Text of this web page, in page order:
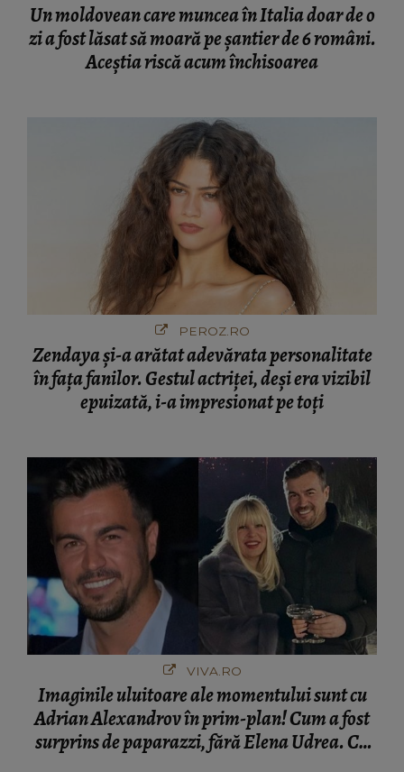
Un moldovean care muncea în Italia doar de o
zi a fost lăsat să moară pe şantier de 6 români.
Aceștia riscă acum închisoarea
PEROZ.RO
Zendaya și-a arătat adevărata personalitate
în fața fanilor. Gestul actriței, deși era vizibil
epuizată, i-a impresionat pe toți
VIVA.RO
Imaginile uluitoare ale momentului sunt cu
Adrian Alexandrov în prim-plan! Cum a fost
surprins de paparazzi, fără Elena Udrea. Cu